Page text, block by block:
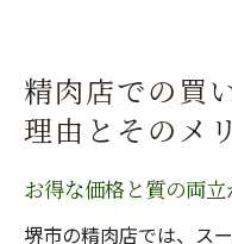
精肉店での買
理由とそのメ
お得な価格と質の両立
堺市の精肉店では、ス